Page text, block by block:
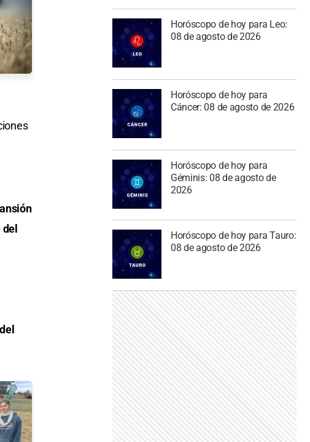
Horóscopo de hoy para Leo:
08 de agosto de 2026
Horóscopo de hoy para
Cáncer: 08 de agosto de 2026
Horóscopo de hoy para
Géminis: 08 de agosto de
2026
Horóscopo de hoy para Tauro:
08 de agosto de 2026